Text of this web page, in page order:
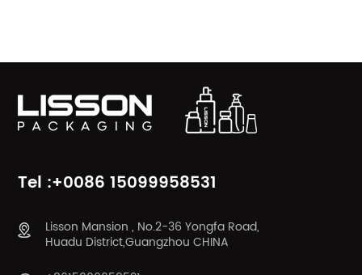
Tel :+0086 15099958531
Lisson Mansion , No.2-36 Yongfa Road,
Huadu District,Guangzhou CHINA